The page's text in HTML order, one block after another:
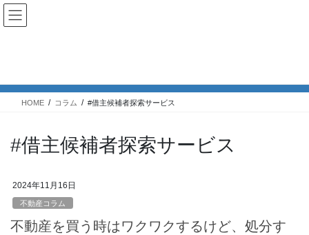
コ
ン
ス
ナ
ビ
ン
HOME コラム #借主候補者探索サービス
#借主候補者探索サービス
2024年11月16日
不動産コラム
不動産を買う時はワクワクするけど、処分す